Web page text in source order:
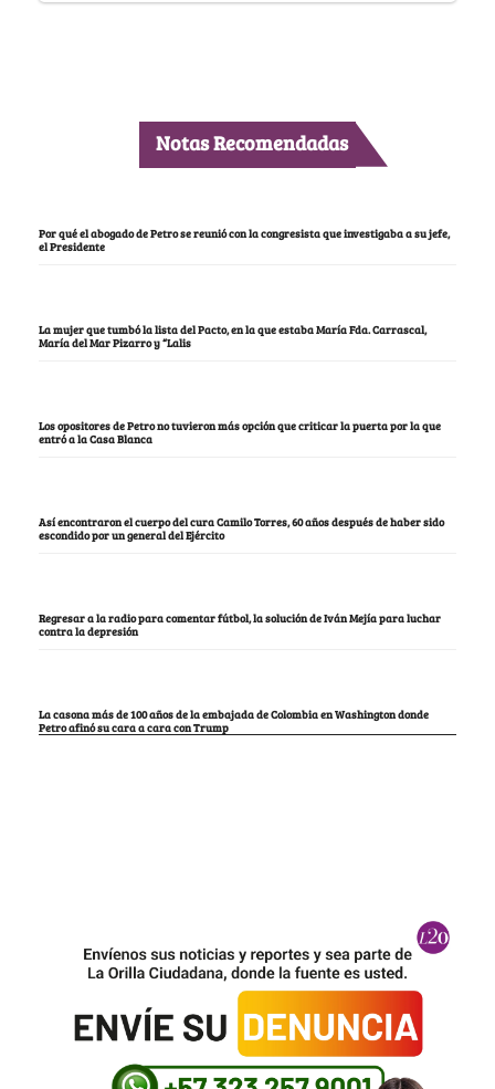
Notas Recomendadas
Por qué el abogado de Petro se reunió con la congresista que investigaba a su jefe,
el Presidente
La mujer que tumbó la lista del Pacto, en la que estaba María Fda. Carrascal,
María del Mar Pizarro y “Lalis
Los opositores de Petro no tuvieron más opción que criticar la puerta por la que
entró a la Casa Blanca
Así encontraron el cuerpo del cura Camilo Torres, 60 años después de haber sido
escondido por un general del Ejército
Regresar a la radio para comentar fútbol, la solución de Iván Mejía para luchar
contra la depresión
La casona más de 100 años de la embajada de Colombia en Washington donde
Petro afinó su cara a cara con Trump